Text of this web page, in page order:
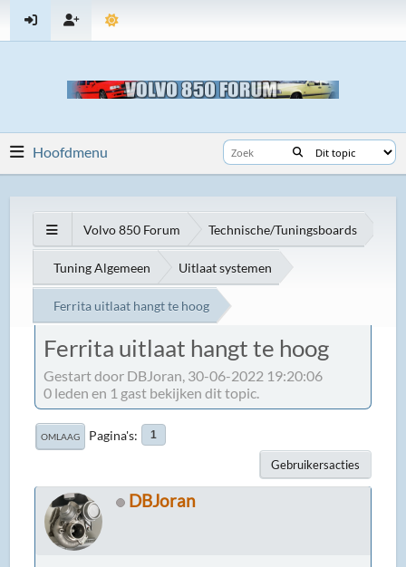
Hoofdmenu
Volvo 850 Forum Technische/Tuningsboards
Tuning Algemeen Uitlaat systemen
Ferrita uitlaat hangt te hoog
Ferrita uitlaat hangt te hoog
Gestart door DBJoran, 30-06-2022 19:20:06
0 leden en 1 gast bekijken dit topic.
OMLAAG Pagina's 1
Gebruikersacties
DBJoran